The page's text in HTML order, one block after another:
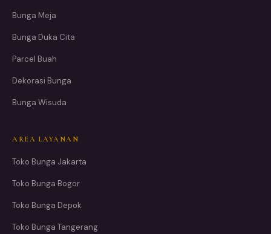
Bunga Meja
Bunga Duka Cita
Parcel Buah
Dekorasi Bunga
Bunga Wisuda
AREA LAYANAN
Toko Bunga Jakarta
Toko Bunga Bogor
Toko Bunga Depok
Toko Bunga Tangerang